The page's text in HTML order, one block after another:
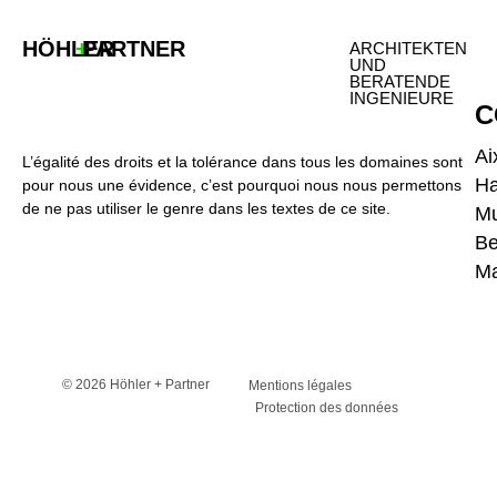
HÖHLER
+PARTNER
ARCHITEKTEN
UND
BERATENDE
INGENIEURE
L’égalité des droits et la tolérance dans tous les domaines sont
pour nous une évidence, c’est pourquoi nous nous permettons
de ne pas utiliser le genre dans les textes de ce site.
© 2026 Höhler + Partner
Mentions légales
Protection des données